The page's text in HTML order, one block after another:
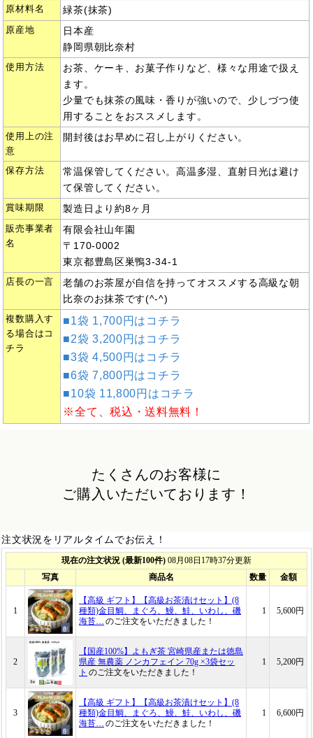
原材料名 緑茶(抹茶)
原産地
日本産
静岡県朝比奈村
使用方法
お茶、ケーキ、お菓子作りなど、様々な用途で扱え
ます。
少量でも抹茶の風味・香りが強いので、少しづつ使
用することをおススメします。
使用上の注
意
開封後はお早めに召し上がりください。
保存方法
常温保管してください。高温多湿、直射日光は避け
て保管してください。
賞味期限 製造日より約8ヶ月
販売事業者
名
有限会社山年園
〒170-0002
東京都豊島区巣鴨3-34-1
店長の一言
老舗のお茶屋が自信を持ってオススメする高級な朝
比奈のお抹茶です(^-^)
複数購入す
る場合はコ
チラ
■1袋 1,700円はコチラ
■2袋 3,200円はコチラ
■3袋 4,500円はコチラ
■6袋 7,800円はコチラ
■10袋 11,800円はコチラ
※全て、税込・送料無料！
たくさんのお客様に
ご購入いただいております！
注文状況をリアルタイムでお伝え！